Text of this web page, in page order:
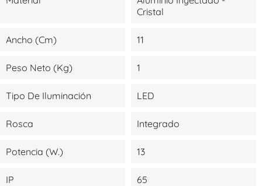
Cristal
Ancho (cm) 11
Peso Neto (kg) 1
Tipo De Iluminación LED
Rosca Integrado
Potencia (W.) 13
IP 65